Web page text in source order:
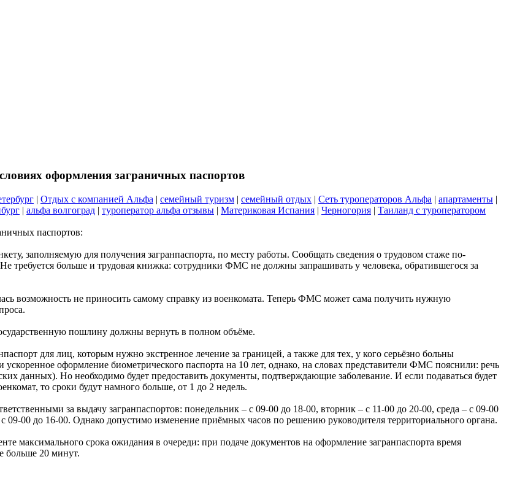
оформления заграничных паспортов
| Отдых с компанией Альфа | семейный туризм | семейный отдых | Сеть туроператоров Альфа | апартаменты |
| альфа волгоград | туроператор альфа отзывы | Материковая Испания | Черногория | Таиланд с туроператором
паспортов:
заполняемую для получения загранпаспорта, по месту работы. Сообщать сведения о трудовом стаже по-
требуется больше и трудовая книжка: сотрудники ФМС не должны запрашивать у человека, обратившегося за
возможность не приносить самому справку из военкомата. Теперь ФМС может сама получить нужную
пошлину должны вернуть в полном объёме.
для лиц, которым нужно экстренное лечение за границей, а также для тех, у кого серьёзно больны
оформление биометрического паспорта на 10 лет, однако, на словах представители ФМС пояснили: речь
данных). Но необходимо будет предоставить документы, подтверждающие заболевание. И если подаваться будет
то сроки будут намного больше, от 1 до 2 недель.
за выдачу загранпаспортов: понедельник – с 09-00 до 18-00, вторник – с 11-00 до 20-00, среда – с 09-00
09-00 до 16-00. Однако допустимо изменение приёмных часов по решению руководителя территориального органа.
максимального срока ожидания в очереди: при подаче документов на оформление загранпаспорта время
больше 20 минут.